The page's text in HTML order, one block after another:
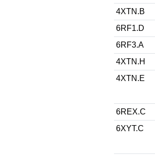
4XTN.B
6RF1.D
6RF3.A
4XTN.H
4XTN.E
6REX.C
6XYT.C